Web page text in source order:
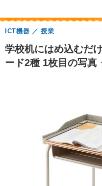
学校机にはめ込むだ
ード2種 1枚目の写真
ICT機器 授業